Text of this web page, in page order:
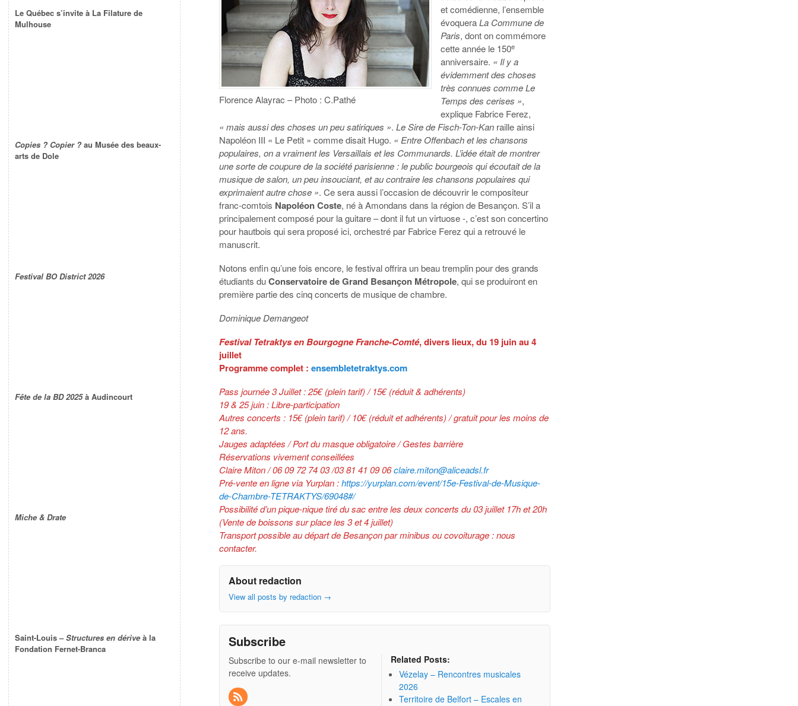
Florence Alayrac – Photo : C.Pathé
et comédienne, l’ensemble
évoqueraLa Commune de
Paris, dont on commémore
cette année le 150e
anniversaire. « Il y a
évidemment des choses
très connues comme Le
Temps des cerises »,
explique Fabrice Ferez,
« mais aussi des choses un peu satiriques ».Le Sire de Fisch-Ton-Kan raille ainsi
Napoléon III « Le Petit » comme disait Hugo. « Entre Offenbach et les chansons
populaires, on a vraiment les Versaillais et les Communards. L’idée était de montrer
une sorte de coupure de la société parisienne : le public bourgeois qui écoutait de la
musique de salon, un peu insouciant, et au contraire les chansons populaires qui
exprimaient autre chose ». Ce sera aussi l’occasion de découvrir le compositeur
franc-comtois Napoléon Coste, né à Amondans dans la région de Besançon. S’il a
principalement composé pour la guitare – dont il fut un virtuose -, c’est son concertino
pour hautbois qui sera proposé ici, orchestré par Fabrice Ferez qui a retrouvé le
manuscrit.
Notons enfin qu’une fois encore, le festival offrira un beau tremplin pour des grands
étudiants duConservatoire de Grand Besançon Métropole, qui se produiront en
première partie des cinq concerts de musique de chambre.
Dominique Demangeot
Festival Tetraktys en Bourgogne Franche-Comté, divers lieux, du 19 juin au 4
juillet
Programme complet :ensembletetraktys.com
Pass journée 3 Juillet : 25€ (plein tarif) / 15€ (réduit & adhérents)
19 & 25 juin : Libre-participation
Autres concerts : 15€ (plein tarif) / 10€ (réduit et adhérents) / gratuit pour les moins de
12 ans.
Jauges adaptées / Port du masque obligatoire / Gestes barrière
Réservations vivement conseillées
Claire Miton / 06 09 72 74 03 /03 81 41 09 06claire.miton@aliceadsl.fr
Pré-vente en ligne via Yurplan :https://yurplan.com/event/15e-Festival-de-Musique-
de-Chambre-TETRAKTYS/69048#/
Possibilité d’un pique-nique tiré du sac entre les deux concerts du 03 juillet 17h et 20h
(Vente de boissons sur place les 3 et 4 juillet)
Transport possible au départ de Besançon par minibus ou covoiturage : nous
contacter.
About redaction
View all posts by redaction →
Subscribe
Subscribe to our e-mail newsletter to
receive updates.
Related Posts:
Vézelay – Rencontres musicales
2026
Territoire de Belfort – Escales en
Le Québec s’invite à La Filature de
Mulhouse
Copies ? Copier ? au Musée des beaux-
arts de Dole
Festival BO District 2026
Fête de la BD 2025à Audincourt
Miche & Drate
Saint-Louis –Structures en dérive à la
Fondation Fernet-Branca